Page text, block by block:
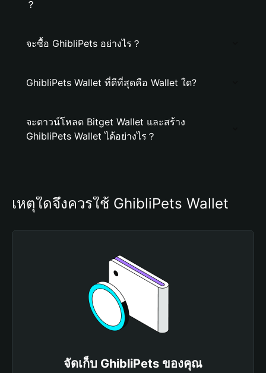
？
จะซื้อ GhibliPets อย่างไร？
GhibliPets Wallet ที่ดีที่สุดคือ Wallet ใด?
จะดาวน์โหลด Bitget Wallet และสร้าง
GhibliPets Wallet ได้อย่างไร？
เหตุใดจึงควรใช้ GhibliPets Wallet
จัดเก็บ GhibliPets ของคุณ